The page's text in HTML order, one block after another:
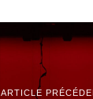
ARTICLE